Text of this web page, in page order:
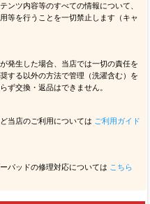
ンツ内容等のすべての情報について、
等を行うことを一切禁止します（キャ
発生した場合、当店では一切の責任を
する以外の方法で管理（洗濯含む）を
ず交換・返品はできません。
当店のご利用については ご利用ガイド
パッドの修理対応については こちら